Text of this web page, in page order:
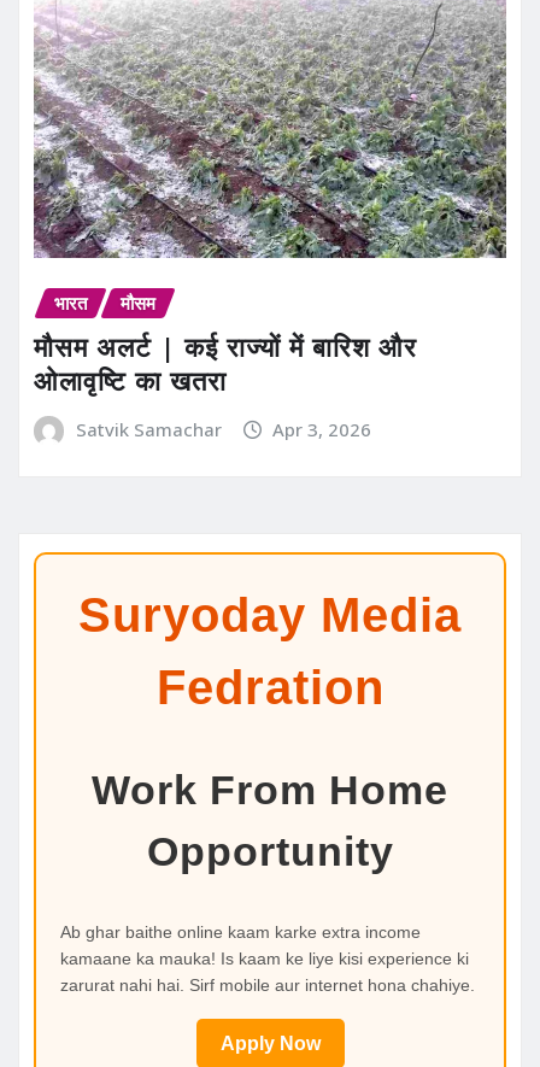
भारत मौसम
मौसम अलर्ट | कई राज्यों में बारिश और
ओलावृष्टि का खतरा
Satvik Samachar Apr 3, 2026
Suryoday Media
Fedration
Work From Home
Opportunity
Ab ghar baithe online kaam karke extra income
kamaane ka mauka! Is kaam ke liye kisi experience ki
zarurat nahi hai. Sirf mobile aur internet hona chahiye.
Apply Now